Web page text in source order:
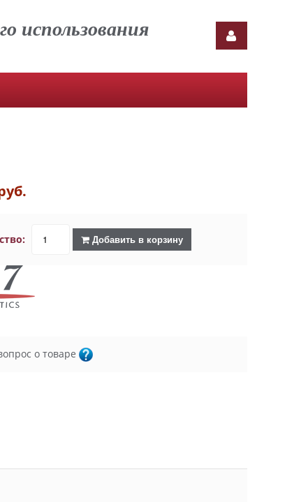
использования
Добавить в корзину
о товаре